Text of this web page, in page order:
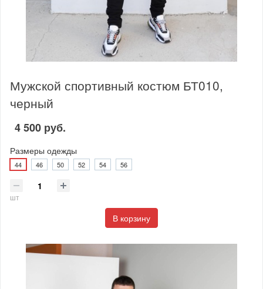
Мужской спортивный костюм БТ010,
черный
4 500 руб.
Размеры одежды
44 46 50 52 54 56
шт
В корзину